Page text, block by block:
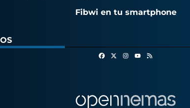
Fibwi en tu smartphone
FacebookInstagram